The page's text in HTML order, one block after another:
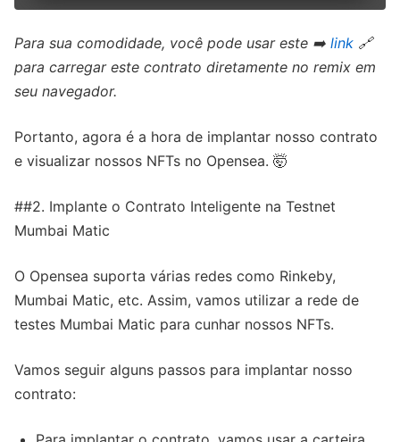
Para sua comodidade, você pode usar este ➡️ link 🔗
para carregar este contrato diretamente no remix em
seu navegador.
Portanto, agora é a hora de implantar nosso contrato
e visualizar nossos NFTs no Opensea. 🤯
##2. Implante o Contrato Inteligente na Testnet
Mumbai Matic
O Opensea suporta várias redes como Rinkeby,
Mumbai Matic, etc. Assim, vamos utilizar a rede de
testes Mumbai Matic para cunhar nossos NFTs.
Vamos seguir alguns passos para implantar nosso
contrato: